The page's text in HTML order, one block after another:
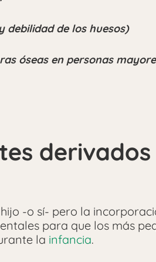
de los huesos)
óseas en personas
derivados
-o sí- pero la
para que los más
la infancia.